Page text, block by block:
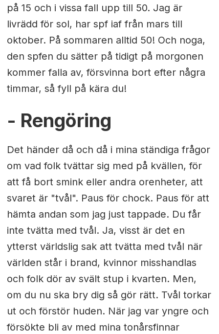
på 15 och i vissa fall upp till 50. Jag är
livrädd för sol, har spf iaf från mars till
oktober. På sommaren alltid 50! Och noga,
den spfen du sätter på tidigt på morgonen
kommer falla av, försvinna bort efter några
timmar, så fyll på kära du!
- Rengöring
Det händer då och då i mina ständiga frågor
om vad folk tvättar sig med på kvällen, för
att få bort smink eller andra orenheter, att
svaret är "tvål". Paus för chock. Paus för att
hämta andan som jag just tappade. Du får
inte tvätta med tvål. Ja, visst är det en
ytterst världslig sak att tvätta med tvål när
världen står i brand, kvinnor misshandlas
och folk dör av svält stup i kvarten. Men,
om du nu ska bry dig så gör rätt. Tvål torkar
ut och förstör huden. När jag var yngre och
försökte bli av med mina tonårsfinnar